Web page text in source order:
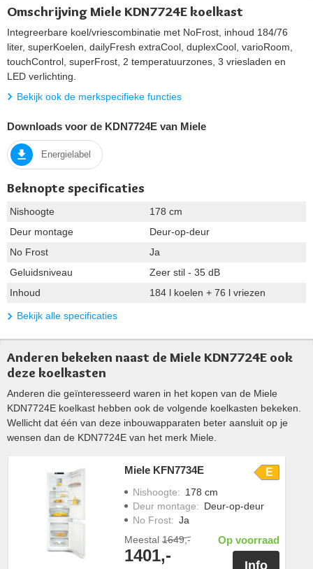
Omschrijving Miele KDN7724E koelkast
Integreerbare koel/vriescombinatie met NoFrost, inhoud 184/76
liter, superKoelen, dailyFresh extraCool, duplexCool, varioRoom,
touchControl, superFrost, 2 temperatuurzones, 3 vriesladen en
LED verlichting.
Bekijk ook de merkspecifieke functies
Downloads voor de KDN7724E van Miele
Energielabel
Beknopte specificaties
Nishoogte
178 cm
Deur montage
Deur-op-deur
No Frost
Ja
Geluidsniveau
Zeer stil - 35 dB
Inhoud
184 l koelen + 76 l vriezen
Bekijk alle specificaties
Anderen bekeken naast de Miele KDN7724E ook
deze koelkasten
Anderen die geïnteresseerd waren in het kopen van de Miele
KDN7724E koelkast hebben ook de volgende koelkasten bekeken.
Wellicht dat één van deze inbouwapparaten beter aansluit op je
wensen dan de KDN7724E van het merk Miele.
Miele KFN7734E E
Nishoogte: 178 cm
Deur montage: Deur-op-deur
No Frost: Ja
Meestal 1649,-
1401,-
Op voorraad
Info